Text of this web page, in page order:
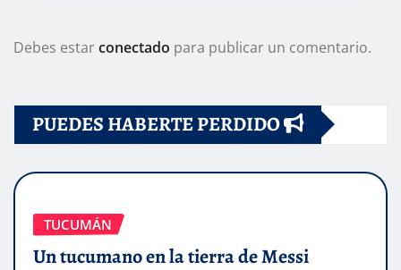
Debes estarconectado para publicar un comentario.
PUEDES HABERTE PERDIDO
TUCUMÁN
Un tucumano en la tierra de Messi